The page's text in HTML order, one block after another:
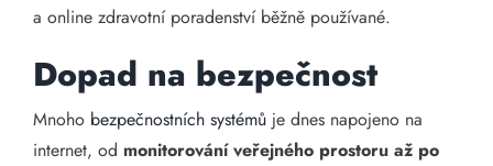
a online zdravotní poradenství běžně používané.
Dopad na bezpečnost
Mnoho bezpečnostních systémů je dnes napojeno na
internet, od monitorování veřejného prostoru až po